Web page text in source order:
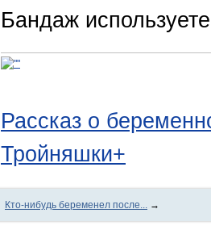
Бандаж
Рассказ о
Тройняшки+
Кто-нибудь беременел после... →